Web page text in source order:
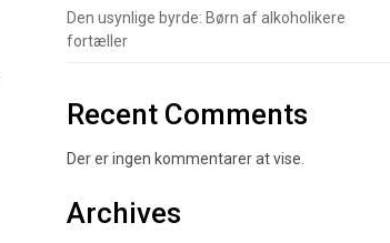
Den usynlige byrde: Børn af alkoholikere
fortæller
Recent Comments
Der er ingen kommentarer at vise.
Archives